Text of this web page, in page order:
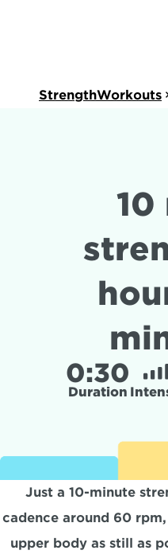
StrengthWorkouts
10
0:30
Duration
Just a 10-minute
cadence around 60
upper body as still as